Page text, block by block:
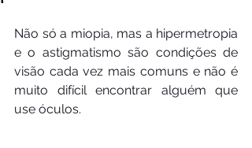
Não só a miopia, mas a hipermetropia
e o astigmatismo são condições de
visão cada vez mais comuns e não é
muito difícil encontrar alguém que
use óculos.